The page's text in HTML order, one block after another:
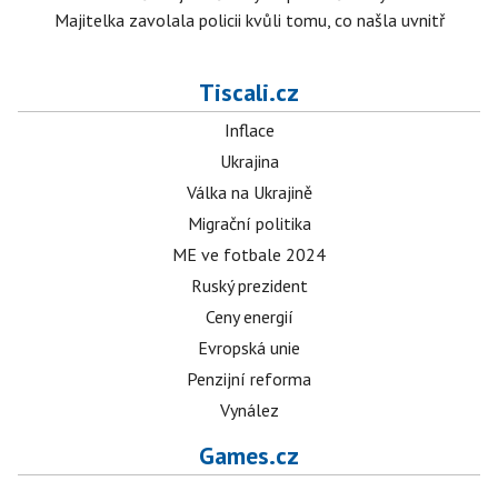
Majitelka zavolala policii kvůli tomu, co našla uvnitř
Tiscali.cz
Inflace
Ukrajina
Válka na Ukrajině
Migrační politika
ME ve fotbale 2024
Ruský prezident
Ceny energií
Evropská unie
Penzijní reforma
Vynález
Games.cz